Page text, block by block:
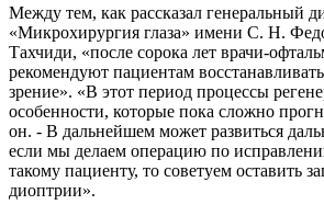
Между тем, как рассказал генеральный
«Микрохирургия глаза» имени С. Н.
Тахчиди, «после сорока лет врачи-
рекомендуют пациентам
зрение». «В этот период процессы
особенности, которые пока сложно
он. - В дальнейшем может развиться
если мы делаем операцию по
такому пациенту, то советуем оставить
диоптрии».